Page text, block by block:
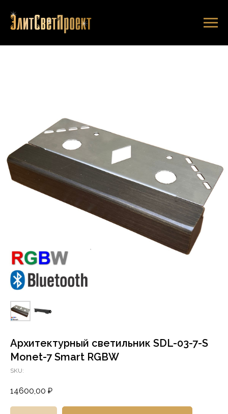
Архитектурный светильник SDL-03-7-S
Monet-7 Smart RGBW
SKU:
14600,00 ₽